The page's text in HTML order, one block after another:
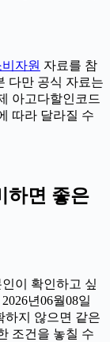
자원 자료를 참
다만 공식 자료는
아고다할인코드
따라 달라질 수
하면 좋은
이 확인하고 싶
년06월08일
하지 않으면 같은
조건을 놓칠 수